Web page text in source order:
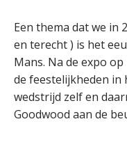
Een thema dat we in
en terecht ) is het
Mans. Na de expo
de feestelijkheden in
wedstrijd zelf en
Goodwood aan de